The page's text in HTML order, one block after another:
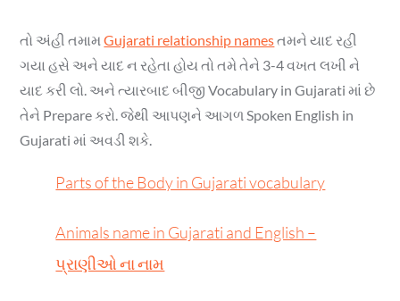
તો અંહી તમામGujarati relationship namesતમને યાદ રહી
ગયા હસે અને યાદ ન રહેતા હોય તો તમે તેને 3-4 વખત લખી ને
યાદ કરી લો. અને ત્યારબાદ બીજી Vocabulary in Gujarati માં છે
તેને Prepare કરો. જેથી આપણને આગળ Spoken English in
Gujarati માં અવડી શકે.
Parts of the Body in Gujarati vocabulary
Animals name in Gujarati and English –
પ્રાણીઓ ના નામ